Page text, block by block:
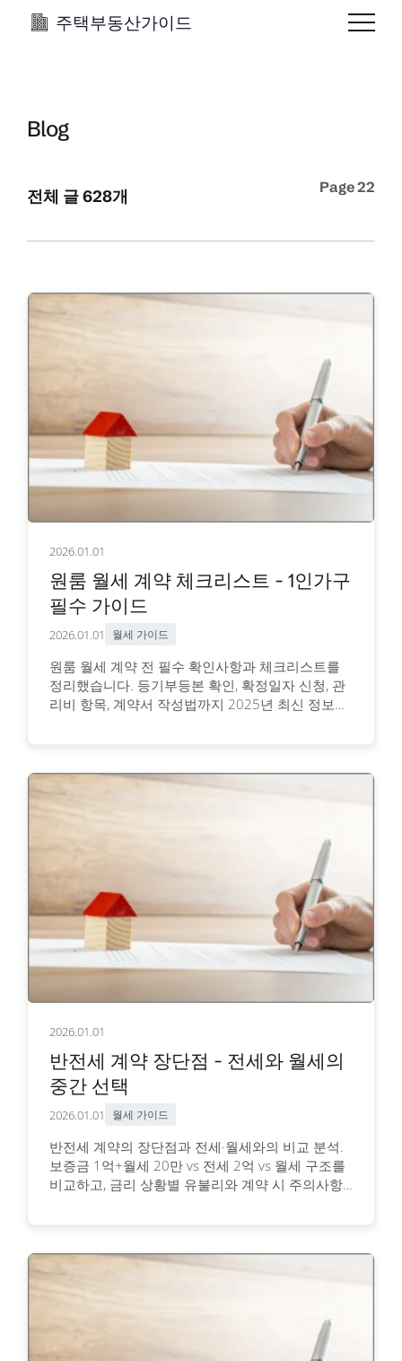
주택부동산가이드
Blog
전체 글 628개 Page 22
2026.01.01
원룸 월세 계약 체크리스트 - 1인가구
필수 가이드
2026.01.01 월세 가이드
원룸 월세 계약 전 필수 확인사항과 체크리스트를
정리했습니다. 등기부등본 확인, 확정일자 신청, 관
리비 항목, 계약서 작성법까지 2025년 최신 정보를
2026.01.01
반전세 계약 장단점 - 전세와 월세의
중간 선택
2026.01.01 월세 가이드
반전세 계약의 장단점과 전세·월세와의 비교 분석.
보증금 1억+월세 20만 vs 전세 2억 vs 월세 구조를
비교하고, 금리 상황별 유불리와 계약 시 주의사항